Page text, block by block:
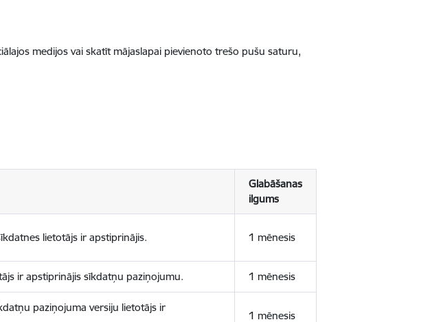
medijos vai skatīt mājaslapai pievienoto trešo pušu saturu,
Glabāšanas
ilgums
lietotājs ir apstiprinājis. 1 mēnesis
ir apstiprinājis sīkdatņu paziņojumu. 1 mēnesis
paziņojuma versiju lietotājs ir
1 mēnesis